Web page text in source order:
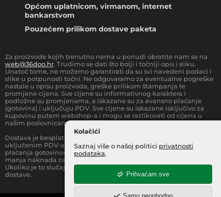
Kolačići
Saznaj više o našoj politici privatnosti
podataka.
Prihvaćam sve
Općom uplatnicom, virmanom, internet
bankarstvom
Pouzećem prilikom dostave paketa
Za proizvode kojih trenutno nema u ponudi obratite nam se na
web@36doo.hr. Trudimo se dati što bolji i točniji opis i sliku.
Unatoč tome, ne možemo garantirati da su svi navedeni podaci i
slike u potpunosti točni. Ne odgovaramo za eventualne pogreške
nastale u opisu proizvoda, greške prilikom štampanja te
promjene cijena. Sve cijene su informativnog karaktera i
podložne su promjenama, a iskazane su za avansno plaćanje
(gotovina) i uključuju PDV. Sve cijene su iskazane isključivo za
kupovinu putem webshop-a i mogu se razlikovati od cijena u
našim poslovnicama.
Dostava je besplatna za sve narudžbe iznad
uključenim PDV-a) za Zonu 1 (cijela RH, osim otoka).Prilikom
plaćanja gotovinom pri dostavi robe na kućnu adresu, moguća je
manja naknada za rad sa gotovinom na strani dostavne službe.
Ukoliko je to slučaj, to je jasno označeno pri samom iznosu
dostave.